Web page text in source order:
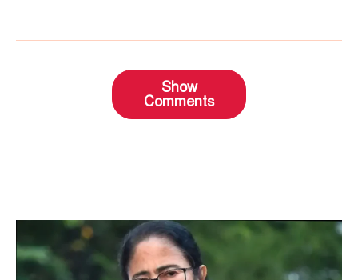
Show
Comments